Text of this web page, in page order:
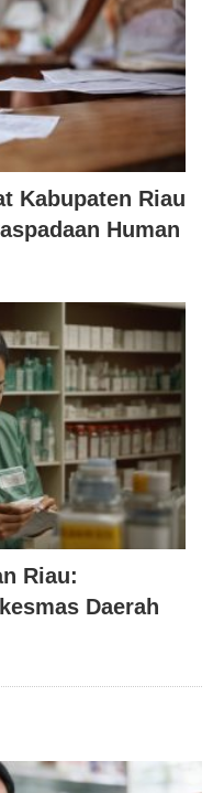
Kabupaten Riau
Human
Riau:
Daerah